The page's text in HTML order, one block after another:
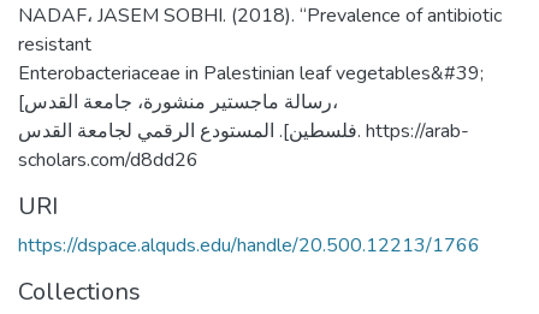
NADAF، JASEM SOBHI. (2018). “Prevalence of antibiotic
resistant
Enterobacteriaceae in Palestinian leaf vegetables&#39;
[رسالة ماجستير منشورة، جامعة القدس،
فلسطين]. المستودع الرقمي لجامعة القدس. https://arab-
scholars.com/d8dd26
URI
https://dspace.alquds.edu/handle/20.500.12213/1766
Collections